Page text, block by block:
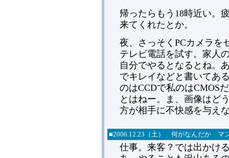
帰ったらもう18時近い。
来てくれたとか。
夜、さっそくPCカメラを
テレビ電話を試す。家人
自分でやるとなるとね。
でキレイなどと書いてあ
のはCCDで私のはCMOS
とはねー。ま、画像はど
方が相手に不快感を与え
■2006.12.23（土） 何がなんだか マ
仕事。来客？では出かけ